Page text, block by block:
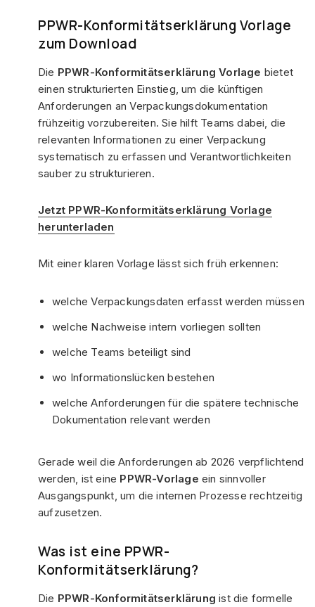
PPWR-Konformitätserklärung Vorlage
zum Download
Die PPWR-Konformitätserklärung Vorlage bietet
einen strukturierten Einstieg, um die künftigen
Anforderungen an Verpackungsdokumentation
frühzeitig vorzubereiten. Sie hilft Teams dabei, die
relevanten Informationen zu einer Verpackung
systematisch zu erfassen und Verantwortlichkeiten
sauber zu strukturieren.
Jetzt PPWR-Konformitätserklärung Vorlage
herunterladen
Mit einer klaren Vorlage lässt sich früh erkennen:
welche Verpackungsdaten erfasst werden müssen
welche Nachweise intern vorliegen sollten
welche Teams beteiligt sind
wo Informationslücken bestehen
welche Anforderungen für die spätere technische
Dokumentation relevant werden
Gerade weil die Anforderungen ab 2026 verpflichtend
werden, ist eine PPWR-Vorlage ein sinnvoller
Ausgangspunkt, um die internen Prozesse rechtzeitig
aufzusetzen.
Was ist eine PPWR-
Konformitätserklärung?
Die PPWR-Konformitätserklärung ist die formelle